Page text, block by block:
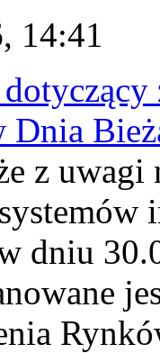
14:41
Dnia
z uwagi
dniu